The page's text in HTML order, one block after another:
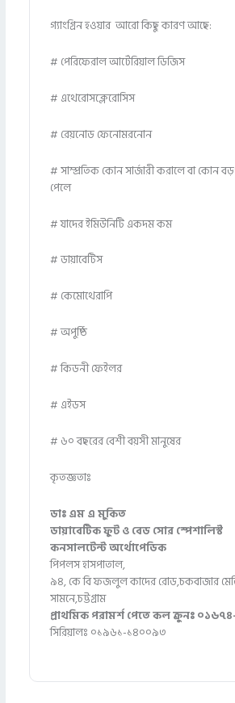
গ্যাংগ্রিন হওয়ার আরো কিছু কারণ আছে:
# পেরিফেরাল আর্টেরিয়াল ডিজিস
# এথেরোসক্লেরোসিস
# রেয়নোড ফেনোমরনোন
# সাম্প্রতিক কোন সার্জারী করালে বা কোন
পেলে
# যাদের ইমিউনিটি একদম কম
# ডায়াবেটিস
# কেমোথেরাপি
# অপুষ্ঠি
# কিডনী ফেইলর
# এইডস
# ৬০ বছরের বেশী বয়সী মানুষের
কৃতজ্ঞতাঃ
ডাঃ এম এ মুকিত
ডায়াবেটিক ফুট ও বেড সোর স্পেশালিস্ট
কনসালটেন্ট অর্থোপেডিক
পিপলস হাসপাতাল,
৯৪, কে বি ফজলুল কাদের রোড,চকবাজার
সামনে,চট্টগ্রাম
প্রাথমিক পরামর্শ পেতে কল ক্রুনঃ
সিরিয়ালঃ ০১৯৬১-১৪০০৯৩